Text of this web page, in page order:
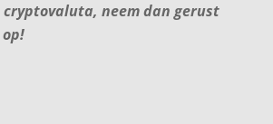
neem dan gerust